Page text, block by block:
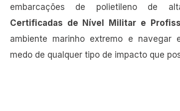
em Embarcações de HDPE
embarcações de polietileno de
Certificadas de Nível Militar e
ambiente marinho extremo e navegar
medo de qualquer tipo de impacto que